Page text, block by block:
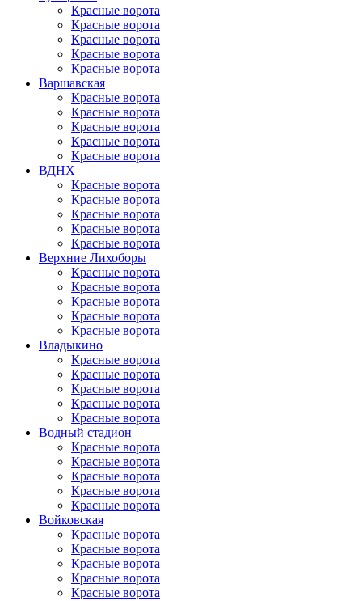
Красные ворота
Красные ворота
Красные ворота
Красные ворота
Красные ворота
Варшавская
Красные ворота
Красные ворота
Красные ворота
Красные ворота
Красные ворота
ВДНХ
Красные ворота
Красные ворота
Красные ворота
Красные ворота
Красные ворота
Верхние Лихоборы
Красные ворота
Красные ворота
Красные ворота
Красные ворота
Красные ворота
Владыкино
Красные ворота
Красные ворота
Красные ворота
Красные ворота
Красные ворота
Водный стадион
Красные ворота
Красные ворота
Красные ворота
Красные ворота
Красные ворота
Войковская
Красные ворота
Красные ворота
Красные ворота
Красные ворота
Красные ворота